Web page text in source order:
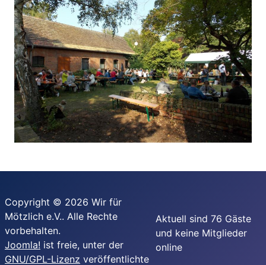
Copyright © 2026 Wir für
Mötzlich e.V.. Alle Rechte
vorbehalten.
Joomla! ist freie, unter der
GNU/GPL-Lizenz veröffentlichte
Aktuell sind 76 Gäste
und keine Mitglieder
online